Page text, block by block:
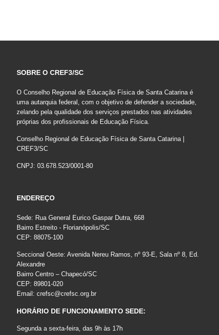
SOBRE O CREF3/SC
O Conselho Regional de Educação Física de Santa Catarina é
uma autarquia federal, com o objetivo de defender a sociedade,
zelando pela qualidade dos serviços prestados nas atividades
próprias dos profissionais de Educação Física.
Conselho Regional de Educação Física de Santa Catarina |
CREF3/SC
CNPJ: 03.678.523/0001-80
ENDEREÇO
Sede: Rua General Eurico Gaspar Dutra, 668
Bairro Estreito - Florianópolis/SC
CEP: 88075-100
Seccional Oeste: Avenida Nereu Ramos, nº 93-E, Sala nº 8, Ed.
Alexandre
Bairro Centro – Chapecó/SC
CEP: 89801-020
Email: crefsc@crefsc.org.br
HORÁRIO DE FUNCIONAMENTO SEDE:
Segunda a sexta-feira, das 9h às 17h